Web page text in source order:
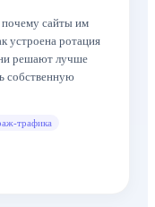
почему сайты им
устроена ротация
решают лучше
собственную
трафика